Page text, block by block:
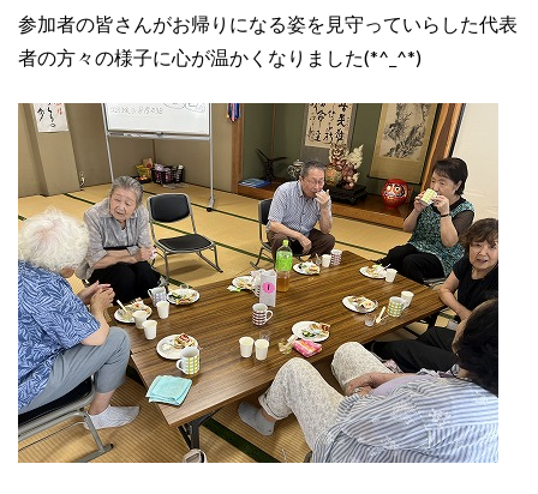
参加者の皆さんがお帰りになる姿を見守っていらした代表
者の方々の様子に心が温かくなりました(*^_^*)